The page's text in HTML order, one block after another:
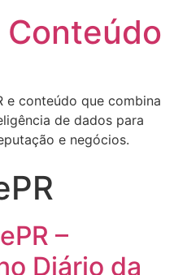
Conteúdo
e conteúdo que combina
de dados para
e negócios.
–
Diário da